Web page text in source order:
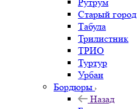
Старый город
Табула
Трилистник
ТРИО
Туртур
Урбан
Бордюры
Назад